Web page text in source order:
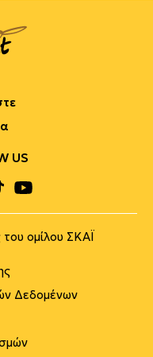
US
ομίλου ΣΚΑΪ
Δεδομένων